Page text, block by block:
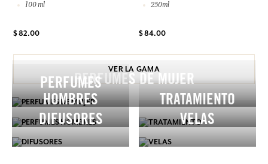
100 ml
$ 82.00
250ml
$ 84.00
VER LA GAMA
PERFUMES DE MUJER
PERFUMES
HOMBRES
TRATAMIENTO
DIFUSORES
VELAS